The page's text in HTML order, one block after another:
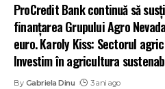
ProCredit Bank continuă să
finanțarea Grupului Agro
euro. Karoly Kiss: Sectorul
Investim în agricultura
By Gabriela Dinu 3 ani ago